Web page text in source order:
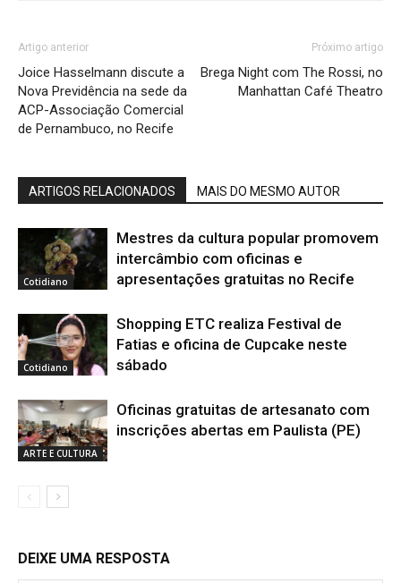
Artigo anterior
Joice Hasselmann discute a
Nova Previdência na sede da
ACP-Associação Comercial
de Pernambuco, no Recife
Próximo artigo
Brega Night com The Rossi, no
Manhattan Café Theatro
ARTIGOS RELACIONADOS MAIS DO MESMO AUTOR
Cotidiano
Mestres da cultura popular promovem
intercâmbio com oficinas e
apresentações gratuitas no Recife
Cotidiano
Shopping ETC realiza Festival de
Fatias e oficina de Cupcake neste
sábado
ARTE E CULTURA
Oficinas gratuitas de artesanato com
inscrições abertas em Paulista (PE)
DEIXE UMA RESPOSTA